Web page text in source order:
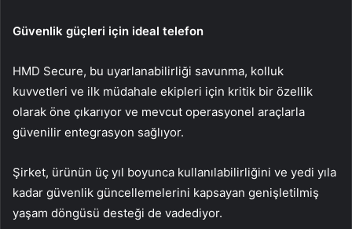
Güvenlik güçleri için ideal telefon
HMD Secure, bu uyarlanabilirliği savunma, kolluk
kuvvetleri ve ilk müdahale ekipleri için kritik bir özellik
olarak öne çıkarıyor ve mevcut operasyonel araçlarla
güvenilir entegrasyon sağlıyor.
Şirket, ürünün üç yıl boyunca kullanılabilirliğini ve yedi yıla
kadar güvenlik güncellemelerini kapsayan genişletilmiş
yaşam döngüsü desteği de vadediyor.